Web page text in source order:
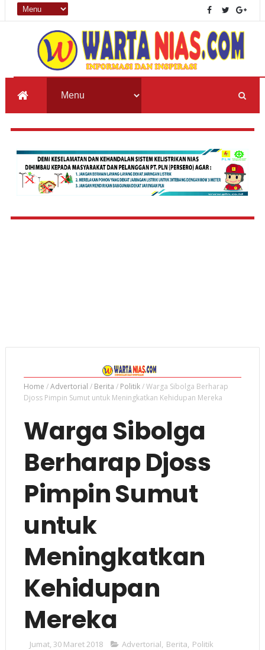
Home /Advertorial / Berita / Politik/Warga Sibolga Berharap
Djoss Pimpin Sumut untuk Meningkatkan Kehidupan Mereka
Warga Sibolga
Berharap Djoss
Pimpin Sumut
untuk
Meningkatkan
Kehidupan
Mereka
Jumat, 30 Maret 2018 Advertorial, Berita, Politik